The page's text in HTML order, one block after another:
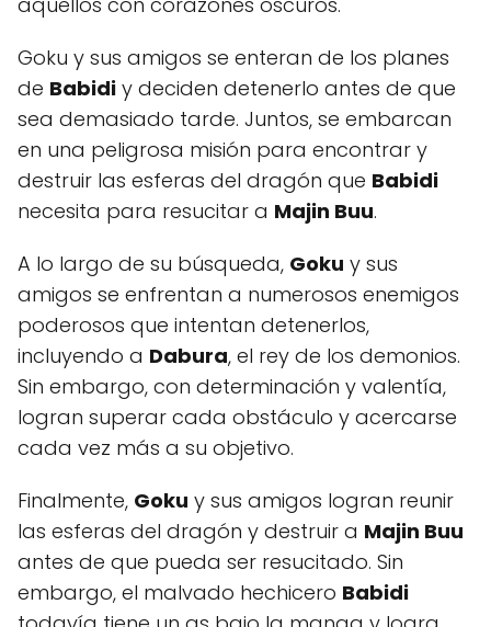
Goku y sus amigos se enteran de los planes
de Babidi y deciden detenerlo antes de que
sea demasiado tarde. Juntos, se embarcan
en una peligrosa misión para encontrar y
destruir las esferas del dragón que Babidi
necesita para resucitar a Majin Buu.
A lo largo de su búsqueda, Goku y sus
amigos se enfrentan a numerosos enemigos
poderosos que intentan detenerlos,
incluyendo a Dabura, el rey de los demonios.
Sin embargo, con determinación y valentía,
logran superar cada obstáculo y acercarse
cada vez más a su objetivo.
Finalmente, Goku y sus amigos logran reunir
las esferas del dragón y destruir a Majin Buu
antes de que pueda ser resucitado. Sin
embargo, el malvado hechicero Babidi